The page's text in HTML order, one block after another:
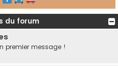
du forum
premier message !